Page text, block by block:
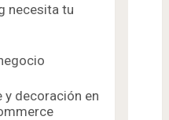
necesita tu
y decoración en